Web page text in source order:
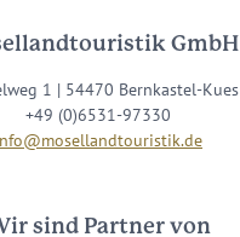
GmbH
1 | 54470 Bernkastel-Kues
+49 (0)6531-97330
sind Partner von